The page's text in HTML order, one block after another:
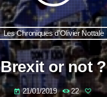
Les Chroniques d'Olivier Nottale
Brexit or not ?
today 21/01/2019 22